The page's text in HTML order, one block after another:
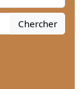
Chercher